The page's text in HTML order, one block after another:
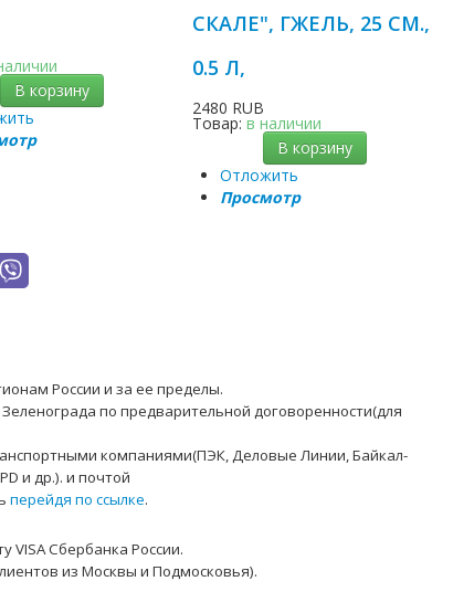
В корзину
СКАЛЕ", ГЖЕЛЬ, 25 СМ.,
0.5 Л,
2480 RUB
Товар: в наличии
В корзину
Отложить
Просмотр
России и за ее пределы.
по предварительной договоренности(для
компаниями(ПЭК, Деловые Линии, Байкал-
и др.). и почтой
перейдя по ссылке.
VISA Сбербанка России.
из Москвы и Подмосковья).